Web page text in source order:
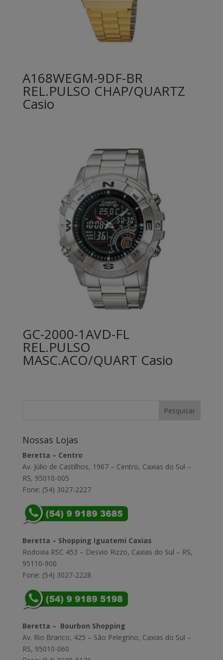
A168WEGM-9DF-BR
REL.PULSO CHAP/QUARTZ
Casio
GC-2000-1AVD-FL
REL.PULSO
MASC.ACO/QUART Casio
Nossas Lojas
Beretta – Centro
Av. Júlio de Castilhos, 1967 – Centro, Caxias do Sul –
RS, 95010-005
Fone: (54) 3027-2227
Beretta – Shopping Iguatemi Caxias
Rodovia RSC 453 – Desvio Rizzo, Caxias do Sul – RS,
95110-900
Fone: (54) 3027-2228
Beretta – Bourbon Shopping
Av. Rio Branco, 425 – São Pelegrino, Caxias do Sul –
RS, 95010-060